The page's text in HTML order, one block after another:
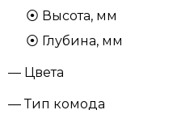
Высота, мм
Глубина, мм
— Цвета
— Тип комода